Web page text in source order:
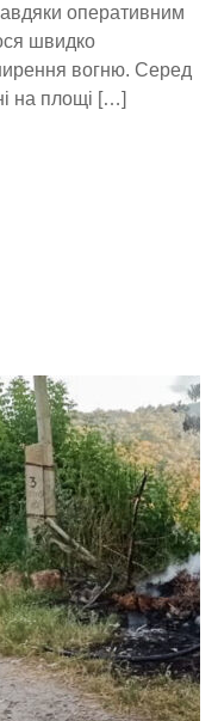
оперативним
швидко
вогню. Серед
на площі […]